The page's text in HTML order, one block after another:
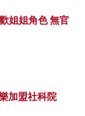
姐姐角色 無官
加盟社科院